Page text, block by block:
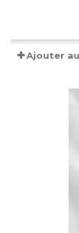
Ajouter